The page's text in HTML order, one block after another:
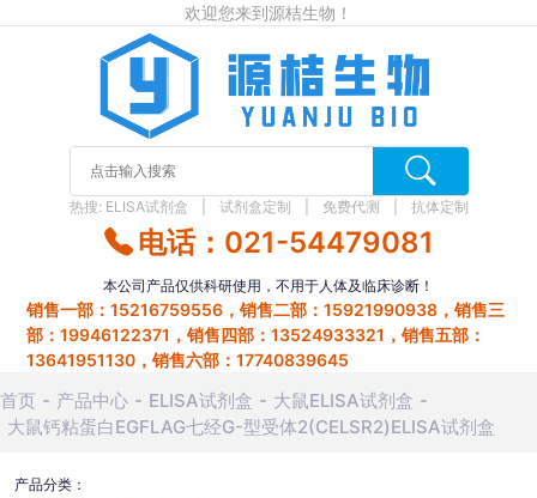
欢迎您来到源桔生物！
热搜: ELISA试剂盒 试剂盒定制 免费代测 抗体定制
电话：021-54479081
本公司产品仅供科研使用，不用于人体及临床诊断！
销售一部：15216759556，销售二部：15921990938，销售三
部：19946122371，销售四部：13524933321，销售五部：
13641951130，销售六部：17740839645
首页 产品中心 ELISA试剂盒
大鼠ELISA试剂盒
大鼠钙粘蛋白EGFLAG七经G-型受体2(CELSR2)ELISA试剂盒
产品分类：